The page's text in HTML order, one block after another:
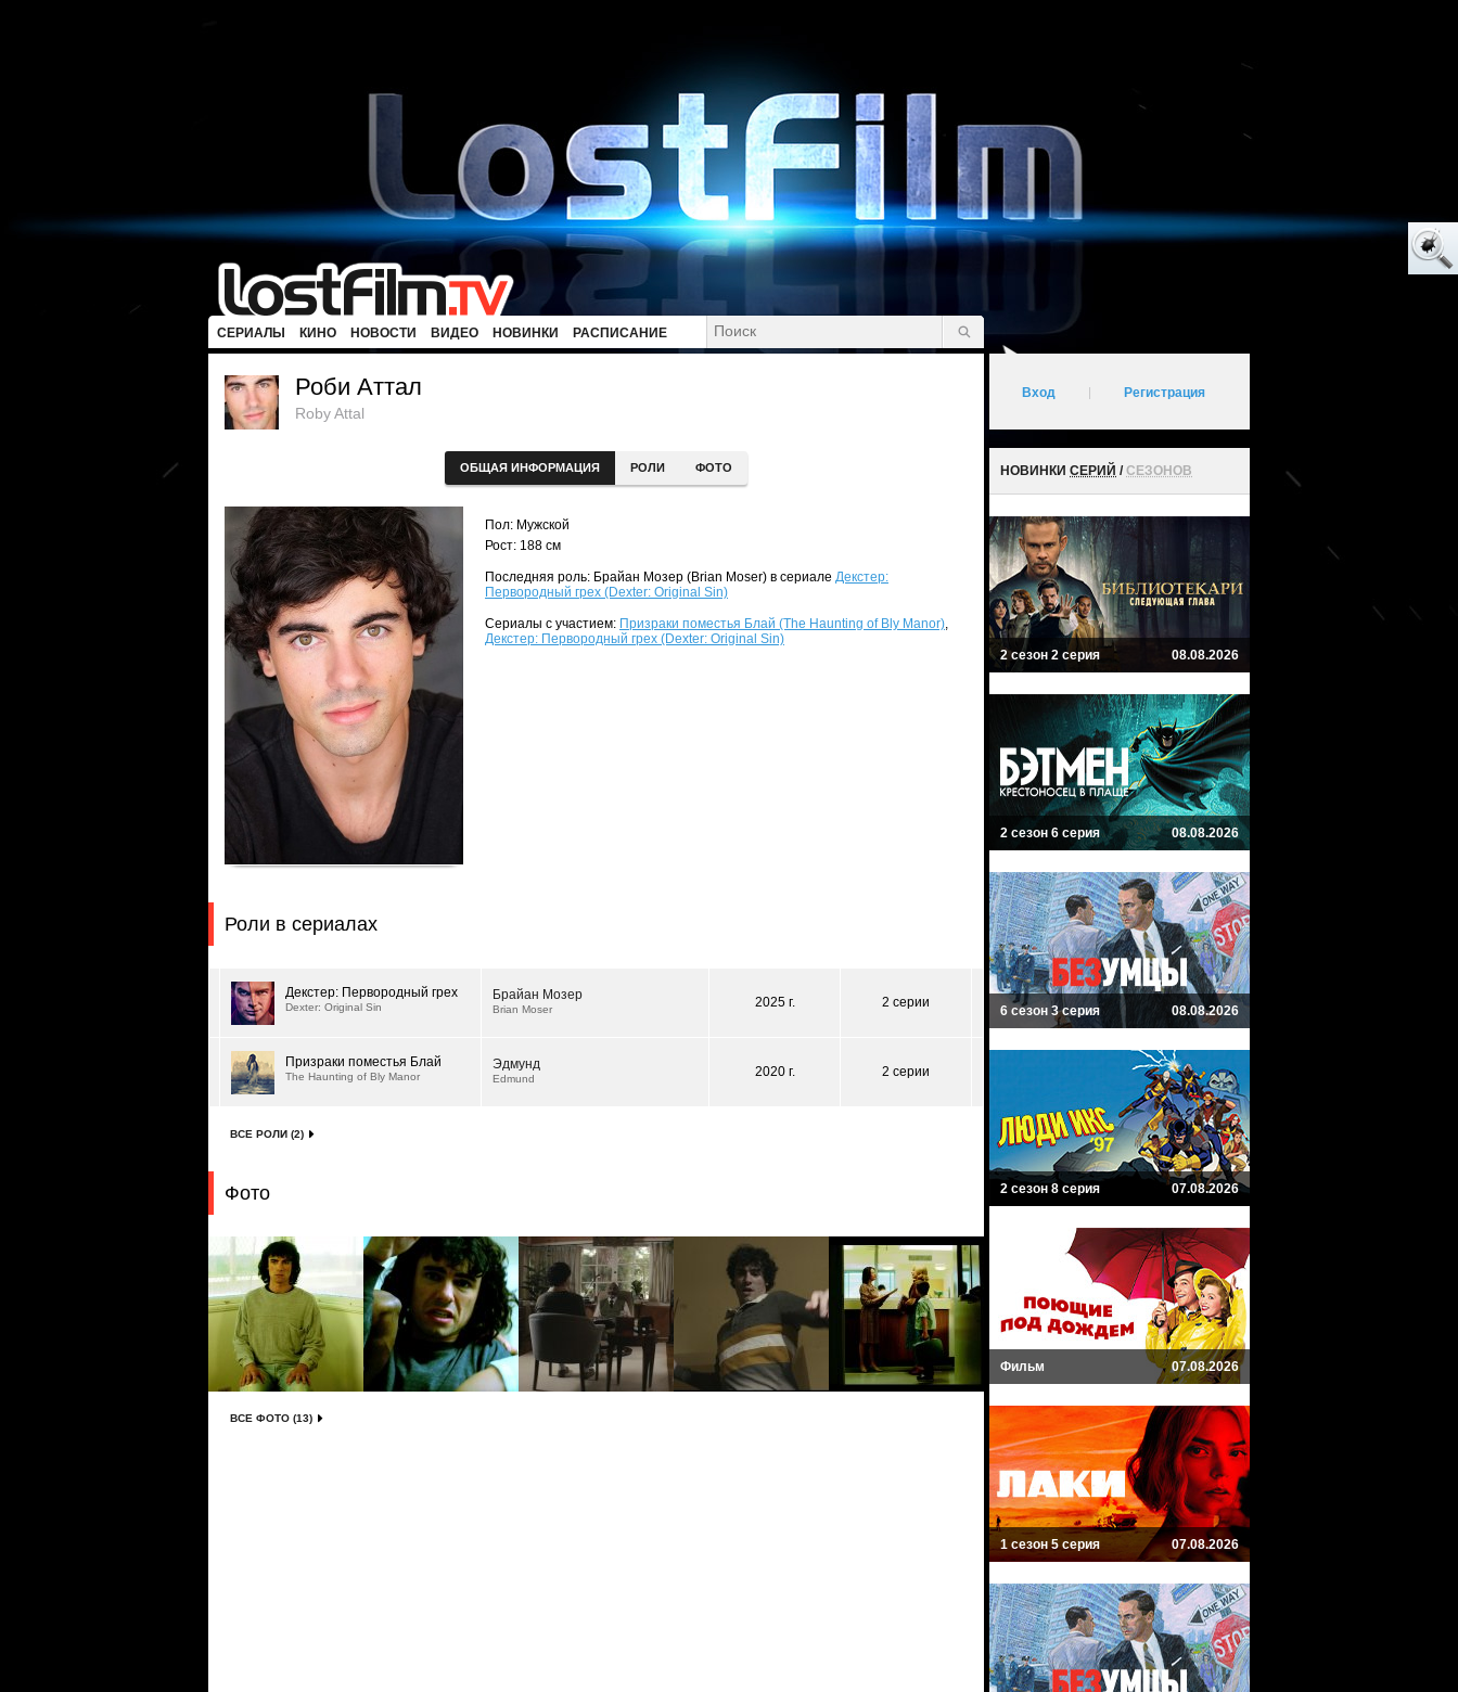
СЕРИАЛЫ КИНО НОВОСТИ ВИДЕО НОВИНКИ РАСПИСАНИЕ
Роби Аттал
Roby Attal
ОБЩАЯ ИНФОРМАЦИЯ РОЛИ ФОТО
Пол: Мужской
Рост: 188 см
Последняя роль: Брайан Мозер (Brian Moser) в сериале Декстер:
Первородный грех (Dexter: Original Sin)
Сериалы с участием: Призраки поместья Блай (The Haunting of Bly Manor),
Декстер: Первородный грех (Dexter: Original Sin)
Роли в сериалах
Декстер: Первородный грех
Dexter: Original Sin
Брайан Мозер
Brian Moser 2025 г. 2 серии
Призраки поместья Блай
The Haunting of Bly Manor
Эдмунд
Edmund 2020 г. 2 серии
ВСЕ РОЛИ (2)
Фото
ВСЕ ФОТО (13)
Вход Регистрация
НОВИНКИ СЕРИЙ /СЕЗОНОВ
2 сезон 2 серия 08.08.2026
2 сезон 6 серия 08.08.2026
6 сезон 3 серия 08.08.2026
2 сезон 8 серия 07.08.2026
Фильм 07.08.2026
1 сезон 5 серия 07.08.2026